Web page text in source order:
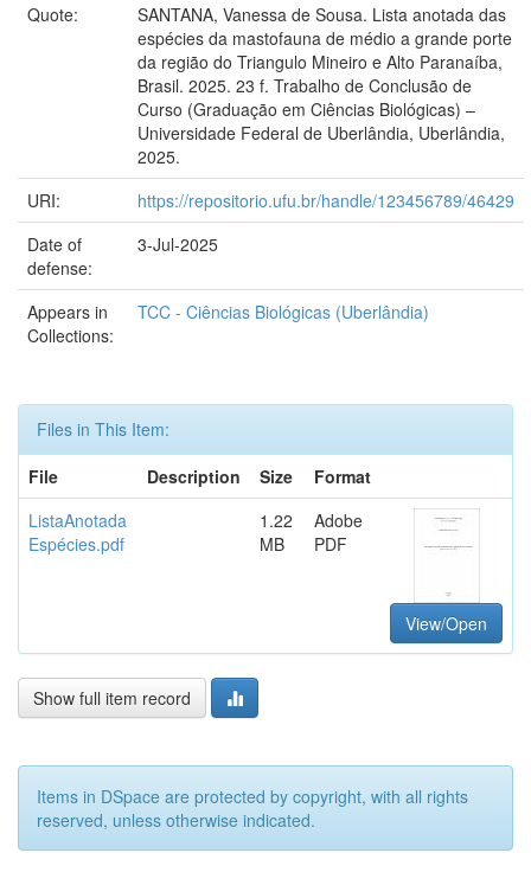
Quote:
SANTANA, Vanessa de Sousa. Lista anotada das
espécies da mastofauna de médio a grande porte
da região do Triangulo Mineiro e Alto Paranaíba,
Brasil. 2025. 23 f. Trabalho de Conclusão de
Curso (Graduação em Ciências Biológicas) –
Universidade Federal de Uberlândia, Uberlândia,
2025.
URI:
https://repositorio.ufu.br/handle/123456789/46429
Date of
defense:
3-Jul-2025
Appears in
Collections:
TCC - Ciências Biológicas (Uberlândia)
Files in This Item:
File
Description Size
Format
ListaAnotada
Espécies.pdf
1.22
MB
Adobe
PDF
View/Open
Show full item record
Items in DSpace are protected by copyright, with all rights
reserved, unless otherwise indicated.